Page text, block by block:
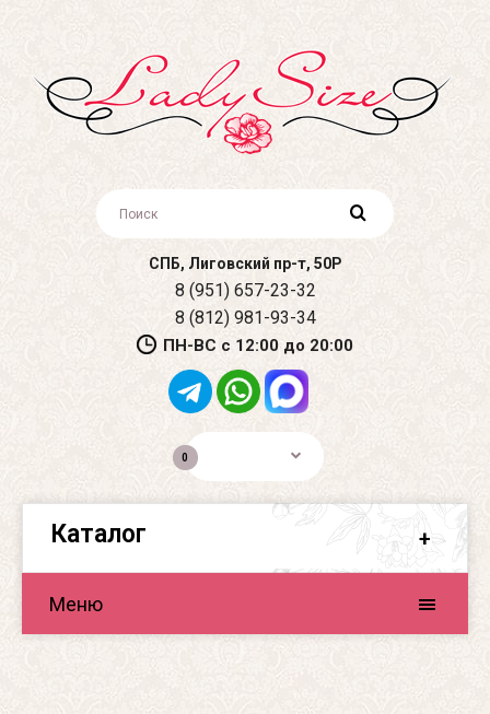
СПБ, Лиговский пр-т, 50Р
8 (951) 657-23-32
8 (812) 981-93-34
ПН-ВС с 12:00 до 20:00
0
Каталог
Меню